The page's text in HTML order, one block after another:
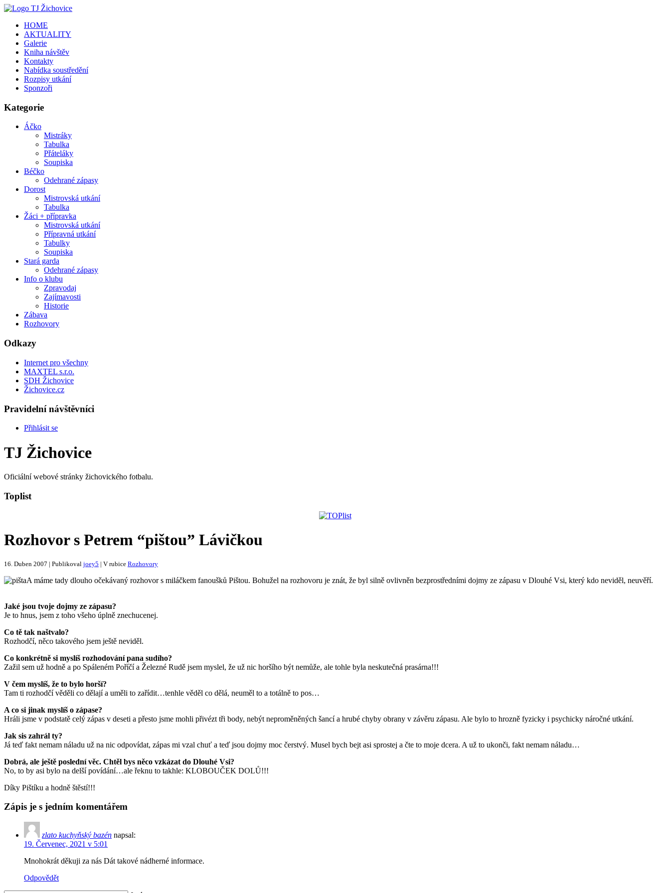
HOME
AKTUALITY
Galerie
Kniha návštěv
Kontakty
Nabídka soustředění
Rozpisy utkání
Sponzoři
Kategorie
Áčko
Mistráky
Tabulka
Přáteláky
Soupiska
Béčko
Odehrané zápasy
Dorost
Mistrovská utkání
Tabulka
Žáci + přípravka
Mistrovská utkání
Přípravná utkání
Tabulky
Soupiska
Stará garda
Odehrané zápasy
Info o klubu
Zpravodaj
Zajímavosti
Historie
Zábava
Rozhovory
Odkazy
Internet pro všechny
MAXTEL s.r.o.
SDH Žichovice
Žichovice.cz
Pravidelní návštěvníci
Přihlásit se
TJ Žichovice
Oficiální webové stránky žichovického fotbalu.
Toplist
Rozhovor s Petrem “pištou” Lávičkou
16. Duben 2007 | Publikoval joey5 | V rubice Rozhovory
A máme tady dlouho očekávaný rozhovor s miláčkem fanoušků Pištou. Bohužel na rozhovoru je znát, že byl silně ovlivněn bezprostředními dojmy ze zápasu v Dlouhé Vsi, který kdo neviděl, neuvěří.
Jaké jsou tvoje dojmy ze zápasu?
Je to hnus, jsem z toho všeho úplně znechucenej.
Co tě tak naštvalo?
Rozhodčí, něco takového jsem ještě neviděl.
Co konkrétně si myslíš rozhodování pana sudího?
Zažil sem už hodně a po Spáleném Poříčí a Železné Rudě jsem myslel, že už nic horšího být nemůže, ale tohle byla neskutečná prasárna!!!
V čem myslíš, že to bylo horší?
Tam ti rozhodčí věděli co dělají a uměli to zařídit…tenhle věděl co dělá, neuměl to a totálně to pos…
A co si jinak myslíš o zápase?
Hráli jsme v podstatě celý zápas v deseti a přesto jsme mohli přivézt tři body, nebýt neproměněných šancí a hrubé chyby obrany v závěru zápasu. Ale bylo to hrozně fyzicky i psychicky náročné utkání.
Jak sis zahrál ty?
Já teď fakt nemam náladu už na nic odpovídat, zápas mi vzal chuť a teď jsou dojmy moc čerstvý. Musel bych bejt asi sprostej a čte to moje dcera. A už to ukonči, fakt nemam náladu…
Dobrá, ale ještě poslední věc. Chtěl bys něco vzkázat do Dlouhé Vsi?
No, to by asi bylo na delší povídání…ale řeknu to takhle: KLOBOUČEK DOLŮ!!!
Díky Pištíku a hodně štěstí!!!
Zápis je s jedním komentářem
zlato kuchyňský bazén napsal:
19. Červenec, 2021 v 5:01
Mnohokrát děkuji za nás Dát takové nádherné informace.
Odpovědět